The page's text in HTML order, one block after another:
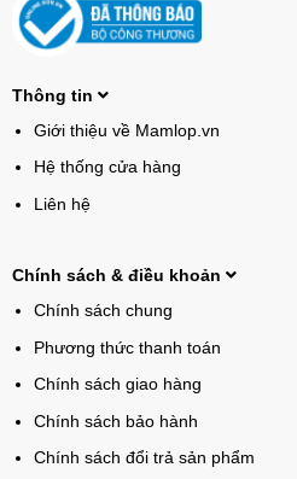
Thông tin
Giới thiệu về Mamlop.vn
Hệ thống cửa hàng
Liên hệ
Chính sách & điều khoản
Chính sách chung
Phương thức thanh toán
Chính sách giao hàng
Chính sách bảo hành
Chính sách đổi trả sản phẩm